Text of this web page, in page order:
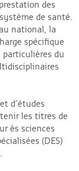
des
de santé.
national, la
spécifique
particulières du
d’études
les titres de
ès sciences
(DES)